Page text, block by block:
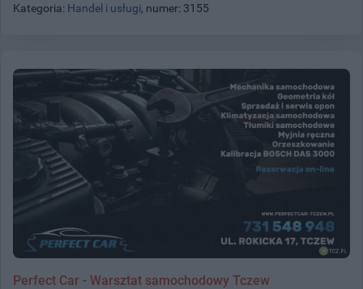
Kategoria: Handel i usługi, numer: 3155
Perfect Car - Warsztat samochodowy Tczew